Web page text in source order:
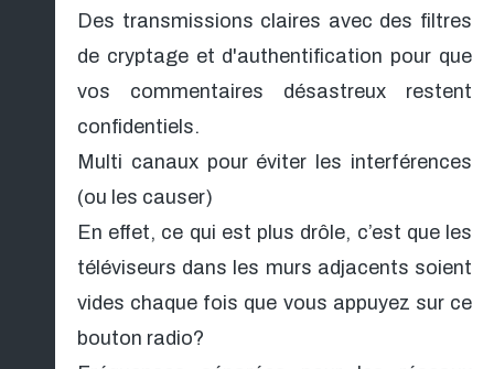
Des transmissions claires avec des filtres
de cryptage et d'authentification pour que
vos commentaires désastreux restent
confidentiels.
Multi canaux pour éviter les interférences
(ou les causer)
En effet, ce qui est plus drôle, c’est que les
téléviseurs dans les murs adjacents soient
vides chaque fois que vous appuyez sur ce
bouton radio?